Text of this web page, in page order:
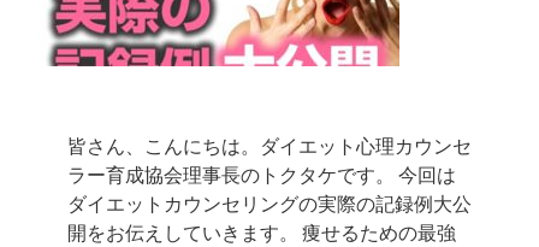
皆さん、こんにちは。ダイエット心理カウンセ
ラー育成協会理事長のトクタケです。 今回は
ダイエットカウンセリングの実際の記録例大公
開をお伝えしていきます。 痩せるための最強